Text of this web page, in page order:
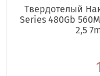
Твердотелый
Series 480Gb
2,5